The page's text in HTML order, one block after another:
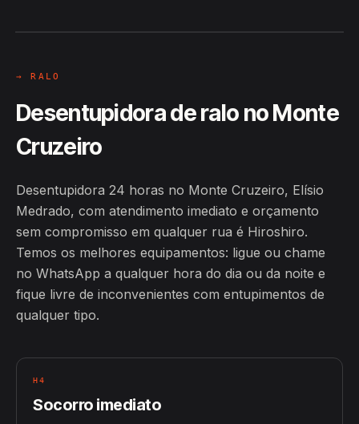
→ RALO
Desentupidora de ralo no Monte
Cruzeiro
Desentupidora 24 horas no Monte Cruzeiro, Elísio
Medrado, com atendimento imediato e orçamento
sem compromisso em qualquer rua é Hiroshiro.
Temos os melhores equipamentos: ligue ou chame
no WhatsApp a qualquer hora do dia ou da noite e
fique livre de inconvenientes com entupimentos de
qualquer tipo.
H4
Socorro imediato